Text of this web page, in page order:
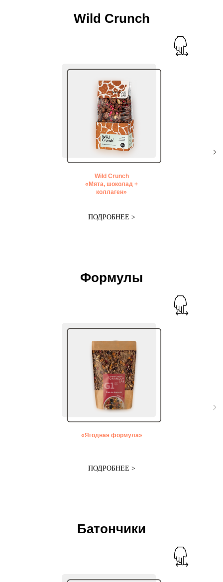
Wild Crunch
Wild Crunch
«Мята, шоколад +
коллаген»
ПОДРОБНЕЕ >
Формулы
«Ягодная формула»
ПОДРОБНЕЕ >
Батончики